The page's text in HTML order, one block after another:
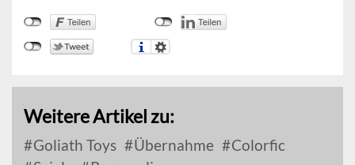
Weitere Artikel zu:
Goliath Toys Übernahme
Colorfic